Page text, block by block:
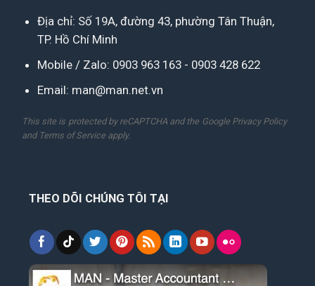
Địa chỉ: Số 19A, đường 43, phường Tân Thuận,
TP. Hồ Chí Minh
Mobile / Zalo: 0903 963 163- 0903 428 622
Email: man@man.net.vn
This site is protected by reCAPTCHA and the Google Privacy Policy
and Terms of Serviceapply.
THEO DÕI CHÚNG TÔI TẠI